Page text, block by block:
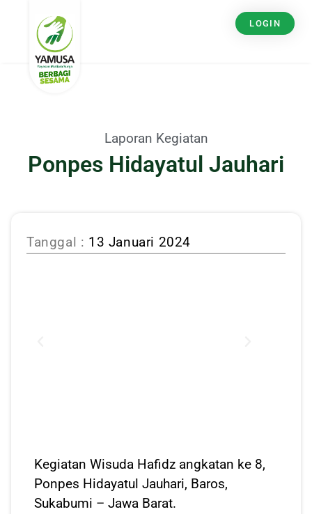
LOGIN
Laporan Kegiatan
Ponpes Hidayatul Jauhari
Tanggal : 13 Januari 2024
Kegiatan Wisuda Hafidz angkatan ke 8,
Ponpes Hidayatul Jauhari, Baros,
Sukabumi – Jawa Barat.